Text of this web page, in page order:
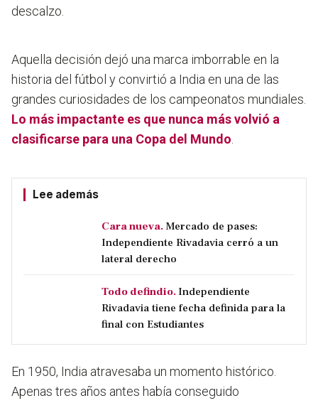
descalzo.
Aquella decisión dejó una marca imborrable en la
historia del fútbol y convirtió a India en una de las
grandes curiosidades de los campeonatos mundiales.
Lo más impactante es que nunca más volvió a
clasificarse para una Copa del Mundo
Lee además
Cara nueva. Mercado de pases:
Independiente Rivadavia cerró a un
lateral derecho
Todo defindio. Independiente
Rivadavia tiene fecha definida para la
final con Estudiantes
En 1950, India atravesaba un momento histórico.
Apenas tres años antes había conseguido